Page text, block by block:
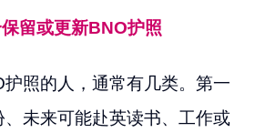
留或更新BNO护照
照的人，通常有几类。第一
未来可能赴英读书、工作或